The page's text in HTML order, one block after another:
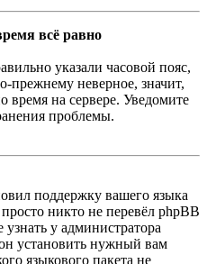
всё равно
указали часовой пояс,
прежнему неверное, значит,
время на сервере. Уведомите
проблемы.
поддержку вашего языка
никто не перевёл phpBB
у администратора
установить нужный вам
языкового пакета не